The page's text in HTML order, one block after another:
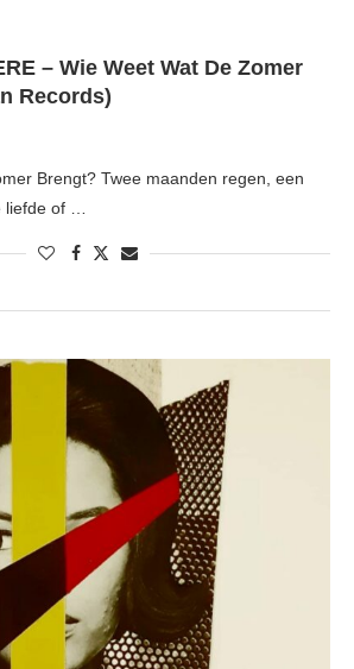
– Wie Weet Wat De Zomer
Records)
Brengt? Twee maanden regen, een
liefde of …